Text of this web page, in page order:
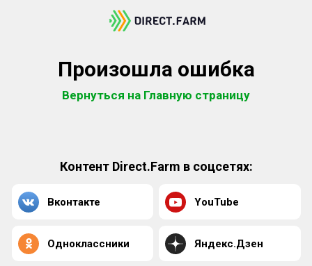
Произошла ошибка
Вернуться на Главную страницу
Контент Direct.Farm в соцсетях:
Вконтакте YouTube
Одноклассники Яндекс.Дзен